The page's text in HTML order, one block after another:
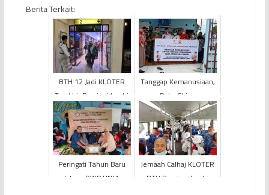
Berita Terkait:
BTH 12 Jadi KLOTER
Terakhir Provinsi Jambi
yang Tiba di Tanah Air
Tanggap Kemanusiaan,
PetroChina
Distribusikan Bantuan
Untuk Penyintas
Kebakaran Desa ...
Peringati Tahun Baru
Islam, DWP UNJA
Jemaah Calhaj KLOTER
BTH Provinsi Jambi